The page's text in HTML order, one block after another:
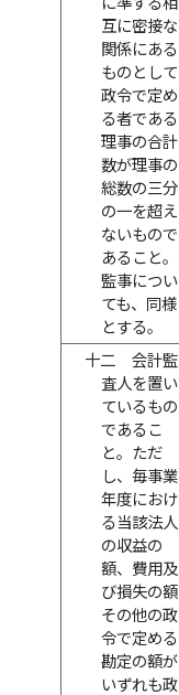
互に密接な
関係にある
ものとして
政令で定め
る者である
理事の合計
数が理事の
総数の三分
の一を超え
ないもので
あること。
監事につい
ても、同様
とする。
十二
会計監
査人を置い
ているもの
であるこ
と。ただ
し、毎事業
年度におけ
る当該法人
の収益の
額、費用及
び損失の額
その他の政
令で定める
勘定の額が
いずれも政